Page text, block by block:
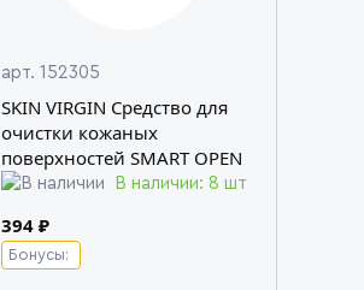
арт. 152305
SKIN VIRGIN Средство для
очистки кожаных
поверхностей SMART OPEN
В наличии: 8 шт
394 ₽
Бонусы: